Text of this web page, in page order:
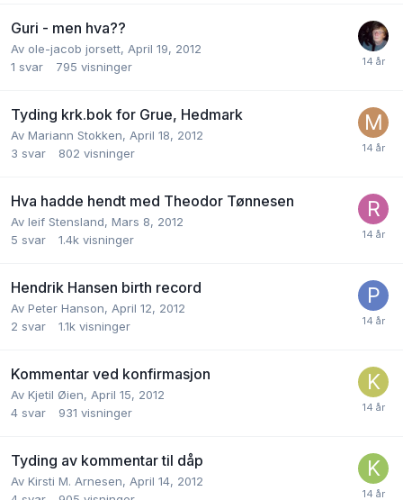
Guri - men hva??
Av ole-jacob jorsett, April 19, 2012
1 svar 795 visninger
Tyding krk.bok for Grue, Hedmark
Av Mariann Stokken, April 18, 2012
3 svar 802 visninger
Hva hadde hendt med Theodor Tønnesen
Av leif Stensland, Mars 8, 2012
5 svar 1.4k visninger
Hendrik Hansen birth record
Av Peter Hanson, April 12, 2012
2 svar 1.1k visninger
Kommentar ved konfirmasjon
Av Kjetil Øien, April 15, 2012
4 svar 931 visninger
Tyding av kommentar til dåp
Av Kirsti M. Arnesen, April 14, 2012